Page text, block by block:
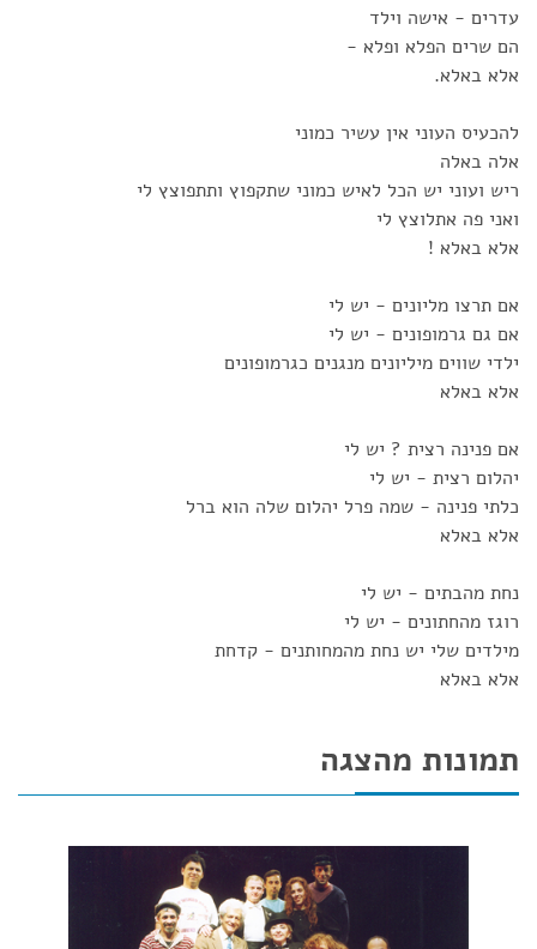
עדרים - אישה וילד
הם שרים הפלא ופלא -
אלא באלא.
להכעיס העוני אין עשיר כמוני
אלה באלה
ריש ועוני יש הכל לאיש כמוני שתקפוץ ותתפוצץ לי
ואני פה אתלוצץ לי
אלא באלא !
אם תרצו מליונים - יש לי
אם גם גרמופונים - יש לי
ילדי שווים מיליונים מנגנים כגרמופונים
אלא באלא
אם פנינה רצית ? יש לי
יהלום רצית - יש לי
כלתי פנינה - שמה פרל יהלום שלה הוא ברל
אלא באלא
נחת מהבתים - יש לי
רוגז מהחתונים - יש לי
מילדים שלי יש נחת מהמחותנים - קדחת
אלא באלא
תמונות מהצגה